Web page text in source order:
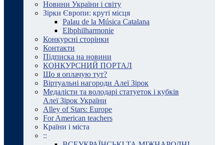
Новини України і світу
Зірки Європи: круті місця
Palau de la Música Catalana
Elbphilharmonie
Конкурсні сторінки
Контакти
Підписка на новини
КОНКУРСНИЙ ПОРТАЛ
Що я оплачую тут?
Віртуальні нагороди Алеї Зірок
Медалісти та володарі статуеток і кубків
Алеї Зірок України
Alley of Stars: Europe
For American teachers
Країни і міста
::